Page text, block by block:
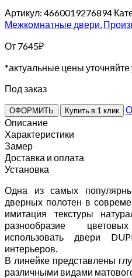
Артикул: 4660019276894
Межкомнатные двери,
От 7645₽
*актуальные цены
Под заказ
ОФОРМИТЬ Купить в 1 клик
Описание
Характеристики
Замер
Доставка и оплата
Установка
Одна из самых
дверных полотен в
имитация текстуры
разнообразие
использовать двери
интерьеров.
В линейке представлены
различными видами